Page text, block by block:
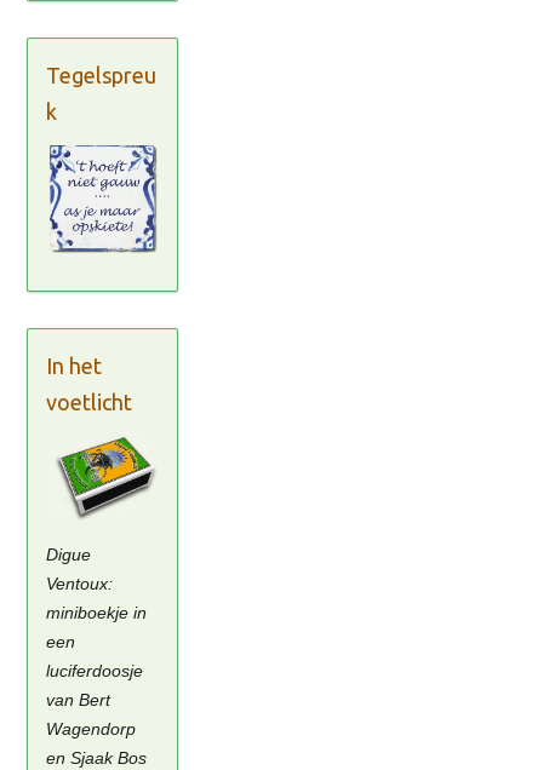
Tegelspreu
k
In het
voetlicht
Digue
Ventoux:
miniboekje in
een
luciferdoosje
van Bert
Wagendorp
en Sjaak Bos